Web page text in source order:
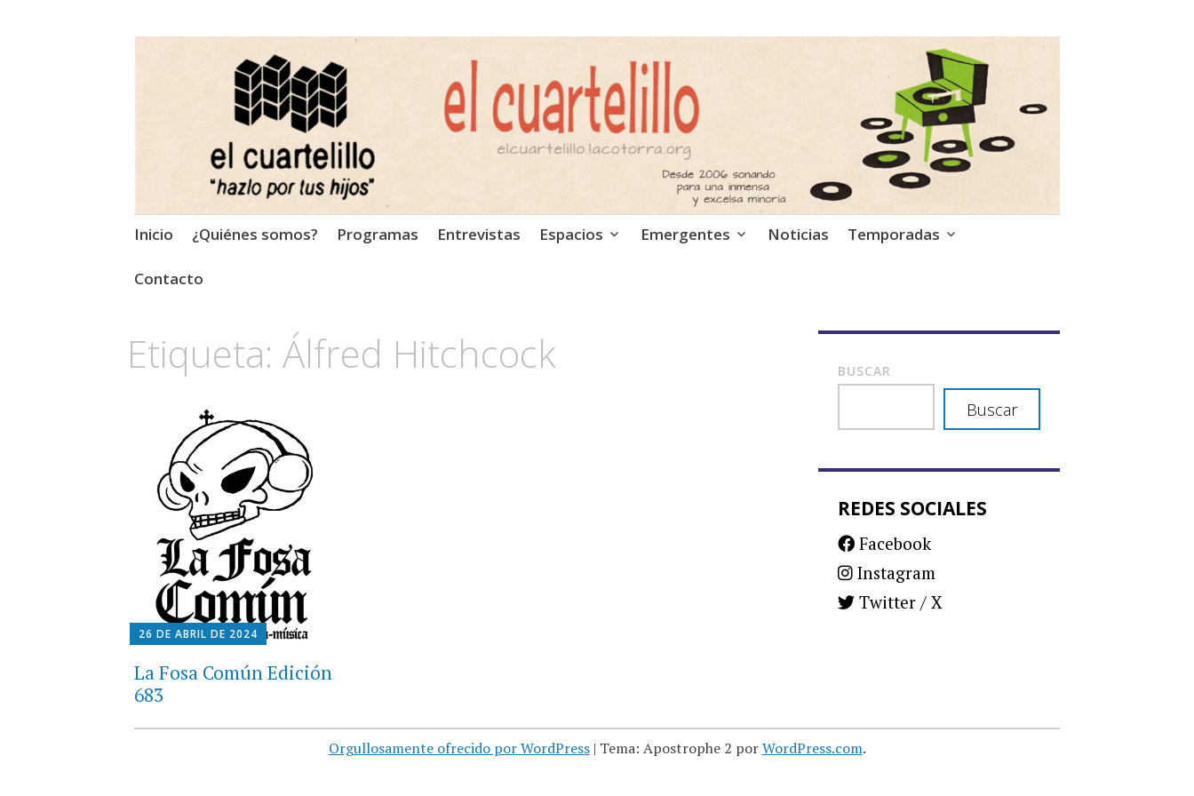
El Cuartelillo
Programa de radio de música independiente. Podcast
Saltar
contenido
Inicio ¿Quiénes somos? Programas Entrevistas Espacios Emergentes Noticias Temporadas
Contacto
Etiqueta: Álfred Hitchcock
26 DE ABRIL DE 2024
La Fosa Común Edición
683
BUSCAR
Buscar
REDES SOCIALES
Facebook
Instagram
Twitter / X
Orgullosamente ofrecido por WordPress | Tema: Apostrophe 2 porWordPress.com.